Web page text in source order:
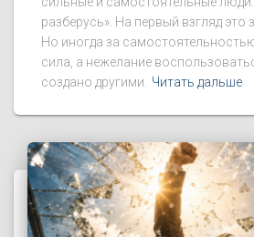
разберусь». На первый взгляд это
Но иногда за
сила, а нежелание
создано другими.
Читать дальше